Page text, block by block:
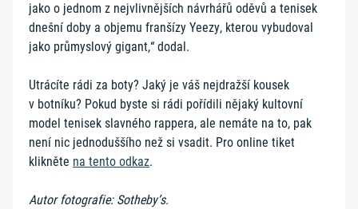
jako o jednom z nejvlivnějších návrhářů oděvů a tenisek
dnešní doby a objemu franšízy Yeezy, kterou vybudoval
jako průmyslový gigant,“ dodal.
Utrácíte rádi za boty? Jaký je váš nejdražší kousek
v botníku? Pokud byste si rádi pořídili nějaký kultovní
model tenisek slavného rappera, ale nemáte na to, pak
není nic jednoduššího než si vsadit. Pro online tiket
klikněte na tento odkaz.
Autor fotografie: Sotheby’s.